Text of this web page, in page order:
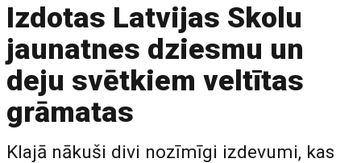
Izdotas Latvijas Skolu
jaunatnes dziesmu un
deju svētkiem veltītas
grāmatas
Klajā nākuši divi nozīmīgi izdevumi, kas